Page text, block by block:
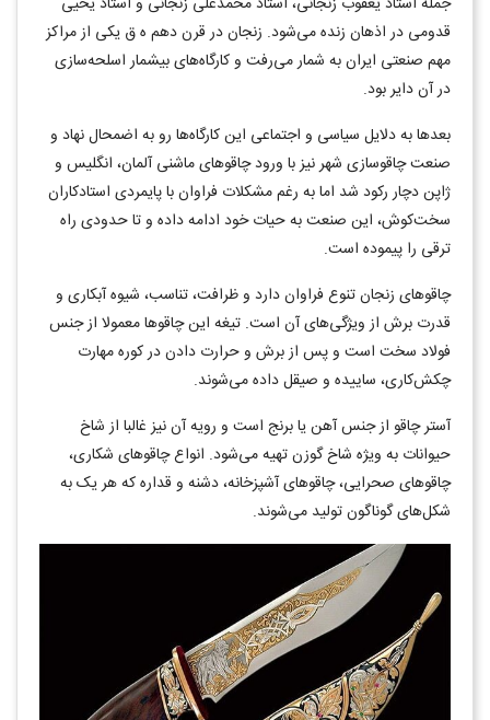
قدومی در اذهان زنده می‌شود. زنجان در قرن دهم ه ق یکی از مراکز
مهم صنعتی ایران به شمار می‌رفت و کارگاه‌های بیشمار اسلحه‌سازی
در آن دایر بود.
بعدها به دلایل سیاسی و اجتماعی این کارگاه‌ها رو به اضمحال نهاد و
صنعت چاقوسازی شهر نیز با ورود چاقوهای ماشنی آلمان، انگلیس و
ژاپن دچار رکود شد اما به رغم مشکلات فراوان با پایمردی استادکاران
سخت‌کوش، این صنعت به حیات خود ادامه داده و تا حدودی راه
ترقی را پیموده است.
چاقوهای زنجان تنوع فراوان دارد و ظرافت، تناسب، شیوه آبکاری و
قدرت برش از ویژگی‌های آن است. تیغه این چاقوها معمولا از جنس
فولاد سخت است و پس از برش و حرارت دادن در کوره مهارت
چکش‌کاری، ساییده و صیقل داده می‌شوند.
آستر چاقو از جنس آهن یا برنج است و رویه آن نیز غالبا از شاخ
حیوانات به ویژه شاخ گوزن تهیه می‌شود. انواع چاقوهای شکاری،
چاقوهای صحرایی، چاقوهای آشپزخانه، دشنه و قداره که هر یک به
شکل‌های گوناگون تولید می‌شوند.